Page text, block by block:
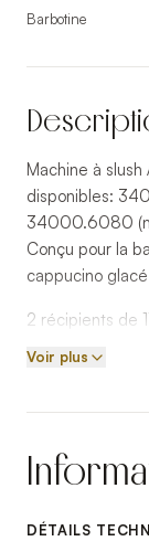
Barbotine
Machine à
disponibles:
34000.6080
Conçu pour la
cappucino glacé
2 récipients de
diminue le
breuvage avec
contrôlé pour
Garantie
d'oeuvre;
Voir plus
DÉTAILS